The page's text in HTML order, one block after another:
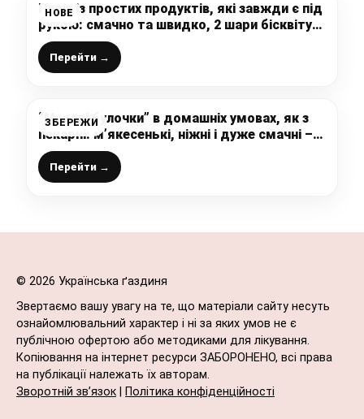
НОВЕ
Пиріг із простих продуктів, які завжди є під
рукою: смачно та швидко, 2 шари бісквіту
промащені джемом і покриті горішками,
так смачно, що і торта не треба
Перейти →
ЗБЕРЕЖИ
“Макові булочки” в домашніх умовах, як з
пекарні: м’якесенькі, ніжні і дуже смачні –
ідеально до чаю
Перейти →
© 2026 Українська ґаздиня
Звертаємо вашу увагу на те, що матеріали сайту несуть
ознайомлювальний характер і ні за яких умов не є
публічною офертою або методиками для лікування.
Копіювання на інтернет ресурси ЗАБОРОНЕНО, всі права
на публікації належать їх авторам.
Зворотній зв’язок
Політика конфіденційності